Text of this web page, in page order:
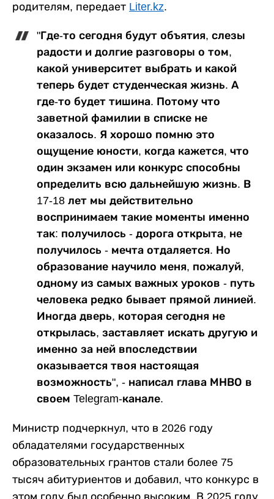
родителям, передает Liter.kz.
"Где-то сегодня будут объятия, слезы
радости и долгие разговоры о том,
какой университет выбрать и какой
теперь будет студенческая жизнь. А
где-то будет тишина. Потому что
заветной фамилии в списке не
оказалось. Я хорошо помню это
ощущение юности, когда кажется, что
один экзамен или конкурс способны
определить всю дальнейшую жизнь. В
17-18 лет мы действительно
воспринимаем такие моменты именно
так: получилось - дорога открыта, не
получилось - мечта отдаляется. Но
образование научило меня, пожалуй,
одному из самых важных уроков - путь
человека редко бывает прямой линией.
Иногда дверь, которая сегодня не
открылась, заставляет искать другую и
именно за ней впоследствии
оказывается твоя настоящая
возможность", - написал глава МНВО в
своем Telegram-канале.
Министр подчеркнул, что в 2026 году
обладателями государственных
образовательных грантов стали более 75
тысяч абитуриентов и добавил, что конкурс в